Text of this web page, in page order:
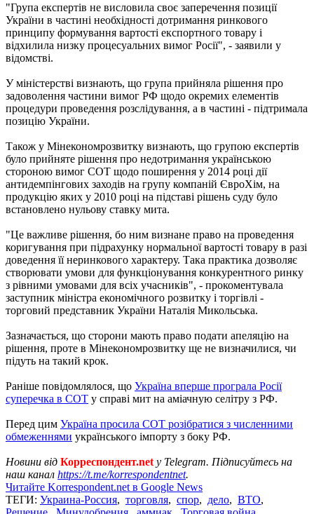
"Група експертів не висловила своє заперечення позиції
України в частині необхідності дотримання ринкового
принципу формування вартості експортного товару і
відхилила низку процесуальних вимог Росії", - заявили у
відомстві.
У міністерстві визнають, що група прийняла рішення про
задоволення частини вимог РФ щодо окремих елементів
процедури проведення розслідування, а в частині - підтримала
позицію України.
Також у Мінекономрозвитку визнають, що групою експертів
було прийняте рішення про недотримання українською
стороною вимог СОТ щодо поширення у 2014 році дії
антидемпінгових заходів на групу компаній ЄвроХім, на
продукцію яких у 2010 році на підставі рішень суду було
встановлено нульову ставку мита.
"Це важливе рішення, бо ним визнане право на проведення
коригування при підрахунку нормальної вартості товару в разі
доведення її неринкового характеру. Така практика дозволяє
створювати умови для функціонування конкурентного ринку
з рівними умовами для всіх учасників", - прокоментувала
заступник міністра економічного розвитку і торгівлі -
торговий представник України Наталія Микольська.
Зазначається, що сторони мають право подати апеляцію на
рішення, проте в Мінекономрозвитку ще не визначилися, чи
підуть на такий крок.
Раніше повідомлялося, що Україна вперше програла Росії
суперечка в СОТ у справі мит на аміачную селітру з РФ.
Перед цим Україна просила СОТ розібратися з численними
обмеженнями українського імпорту з боку РФ.
Новини від Корреспондент.net у Telegram. Підписуйтесь на
наш канал https://t.me/korrespondentnet.
Читайте Korrespondent.net в Google News
ТЕГИ: Украина-Россия, торговля, спор, дело, ВТО,